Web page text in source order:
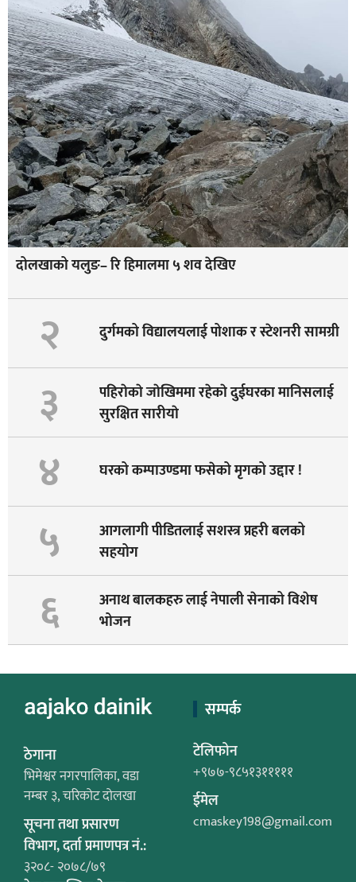
दोलखाको यलुङ– रि हिमालमा ५ शव देखिए
२ दुर्गमको विद्यालयलाई पोशाक र स्टेशनरी सामग्री
३
पहिराेकाे जाेखिममा रहेकाे दुईघरका मानिसलाई
सुरक्षित सारीयाे
४ घरको कम्पाउण्डमा फसेको मृगको उद्दार !
५
आगलागी पीडितलाई सशस्त्र प्रहरी बलको
सहयोग
६
अनाथ बालकहरु लाई नेपाली सेनाको विशेष
भोजन
ठेगाना
भिमेश्वर नगरपालिका, वडा
नम्बर ३, चरिकोट दोलखा
सूचना तथा प्रसारण
विभाग, दर्ता प्रमाणपत्र नं.:
३२०८- २०७८/७९
सम्पर्क
टेलिफोन
+९७७-९८५१३१११११
ईमेल
cmaskey198@gmail.com